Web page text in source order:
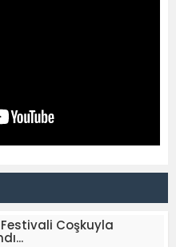
Coşkuyla